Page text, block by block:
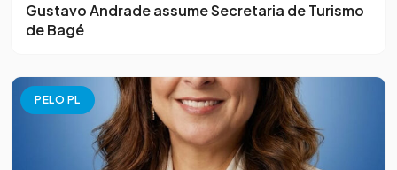
Gustavo Andrade assume Secretaria de Turismo
de Bagé
PELO PL